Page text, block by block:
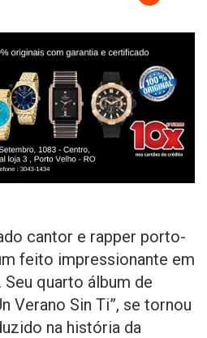
cantor e rapper porto-
feito impressionante em
quarto álbum de
Verano Sin Ti”, se tornou
na história da